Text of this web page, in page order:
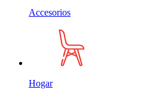
Accesorios
Hogar